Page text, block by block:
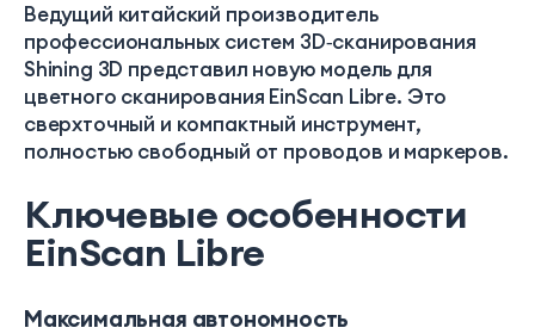
Ведущий китайский производитель
профессиональных систем 3D‑сканирования
Shining 3D представил новую модель для
цветного сканирования EinScan Libre. Это
сверхточный и компактный инструмент,
полностью свободный от проводов и маркеров.
Ключевые особенности
EinScan Libre
Максимальная автономность